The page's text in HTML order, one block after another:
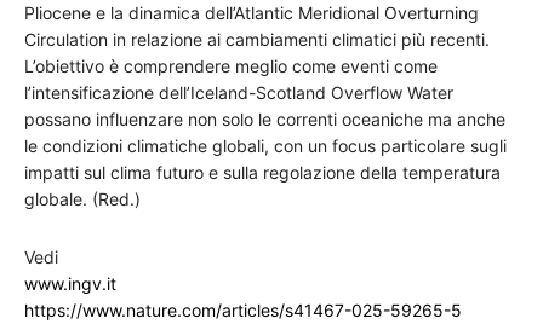
Pliocene e la dinamica dell’Atlantic Meridional Overturning
Circulation in relazione ai cambiamenti climatici più recenti.
L’obiettivo è comprendere meglio come eventi come
l’intensificazione dell’Iceland-Scotland Overflow Water
possano influenzare non solo le correnti oceaniche ma anche
le condizioni climatiche globali, con un focus particolare sugli
impatti sul clima futuro e sulla regolazione della temperatura
globale. (Red.)
Vedi
www.ingv.it
https://www.nature.com/articles/s41467-025-59265-5